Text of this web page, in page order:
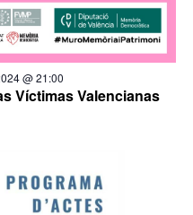
Víctimas Valencianas
@ 21:00